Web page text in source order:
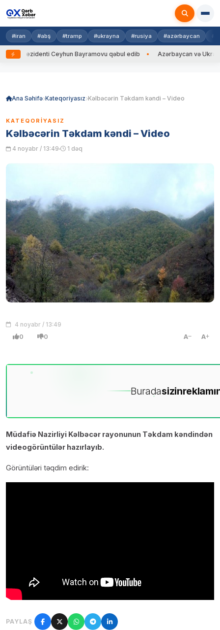
#iran #abş #tramp #ukrayna #rusiya #azərbaycan
Prezidenti Ceyhun Bayramovu qəbul edib Azərbaycan və Ukrayna
Ana Səhifə Kateqoriyasız Kəlbəcərin Təkdam kəndi – Video
KATEQORIYASIZ
Kəlbəcərin Təkdam kəndi – Video
4 noyabr / 13:49 1 dəq
4 noyabr / 13:49
0 0 A A
Buradasizin
Müdafiə Nazirliyi Kəlbəcər rayonunun Təkdam kəndindən
videogörüntülər hazırlayıb.
Görüntüləri təqdim edirik:
PAYLAŞ